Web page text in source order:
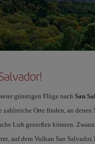
günstigen Flüge nach San
zahlreiche Orte finden, an denen
Luft genießen können.
auf dem Vulkan San Salvador,